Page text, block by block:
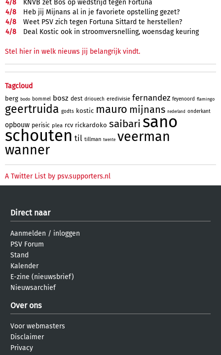
4/8
KNVB zet Bos op wedstrijd tegen Fortuna
4/8
Heb jij Mijnans al in je favoriete opstelling gezet?
4/8
Weet PSV zich tegen Fortuna Sittard te herstellen?
4/8 Deal Kostic ook in stroomversnelling, woensdag keuring
Stel hier in welk nieuws jij belangrijk vindt.
Tagcloud
berg bodo bommel bosz dest driouech eredivisie fernandez feyenoord flamingo
geertruida godts kostic mauro mijnans nederland onderkant
opbouw perisic plea rcv rickardoko saibari sano
schouten til tillman twente veerman
wanner
A Twitter List by psv.supporters.nl
Direct naar
Aanmelden / inloggen
PSV Forum
Stand
Kalender
E-zine (nieuwsbrief)
Nieuwsarchief
Over ons
Voor webmasters
Disclaimer
Privacy